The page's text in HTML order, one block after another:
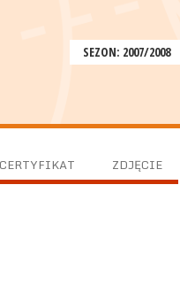
SEZON: 2007/2008
CERTYFIKAT ZDJĘCIE